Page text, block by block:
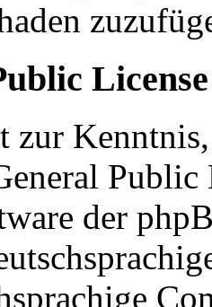
License
zur
der